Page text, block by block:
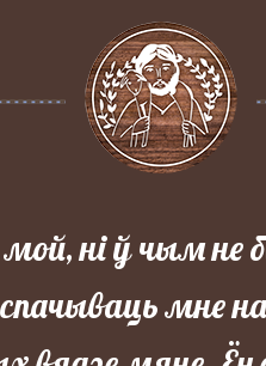
ні ў чым не
мне